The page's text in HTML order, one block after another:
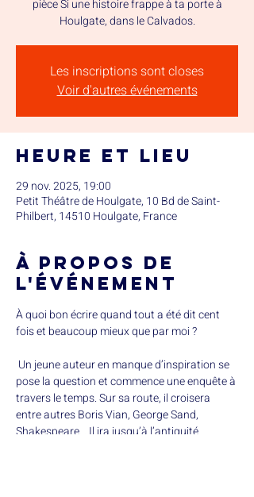
pièce Si une histoire frappe à ta porte à
Houlgate, dans le Calvados.
Les inscriptions sont closes
Voir d'autres événements
Heure et lieu
29 nov. 2025, 19:00
Petit Théâtre de Houlgate, 10 Bd de Saint-
Philbert, 14510 Houlgate, France
À propos de
l'événement
À quoi bon écrire quand tout a été dit cent
fois et beaucoup mieux que par moi ?
Un jeune auteur en manque d’inspiration se
pose la question et commence une enquête à
travers le temps. Sur sa route, il croisera
entre autres Boris Vian, George Sand,
Shakespeare… Il ira jusqu’à l’antiquité